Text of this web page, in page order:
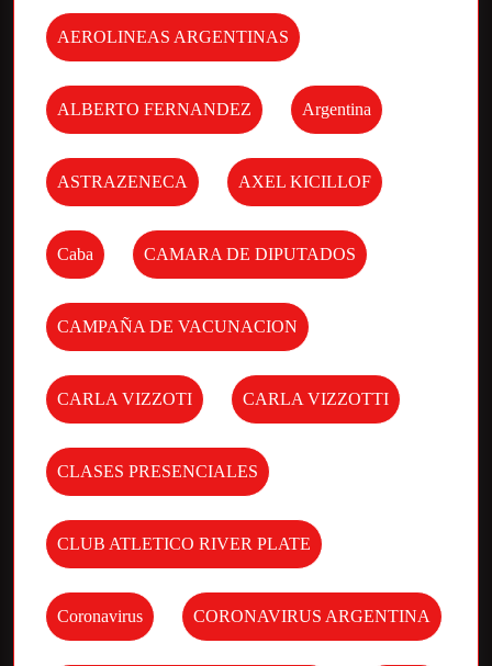
AEROLINEAS ARGENTINAS
ALBERTO FERNANDEZ Argentina
ASTRAZENECA AXEL KICILLOF
Caba CAMARA DE DIPUTADOS
CAMPAÑA DE VACUNACION
CARLA VIZZOTI CARLA VIZZOTTI
CLASES PRESENCIALES
CLUB ATLETICO RIVER PLATE
Coronavirus CORONAVIRUS ARGENTINA